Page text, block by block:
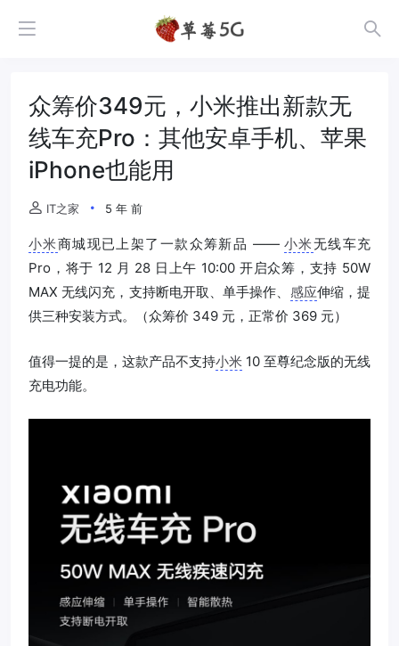
众筹价349元，小米推出新款无
线车充Pro：其他安卓手机、苹果
iPhone也能用
IT之家 5 年 前
小米商城现已上架了一款众筹新品 —— 小米无线车充
Pro，将于 12 月 28 日上午 10:00 开启众筹，支持 50W
MAX 无线闪充，支持断电开取、单手操作、 感应伸缩，提
供三种安装方式。（众筹价 349 元，正常价 369 元）
值得一提的是，这款产品不支持小米 10 至尊纪念版的无线
充电功能。